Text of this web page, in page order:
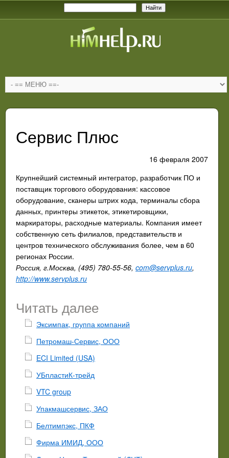
Сервис Плюс
16 февраля 2007
Крупнейший системный интегратор, разработчик ПО и
поставщик торгового оборудования: кассовое
оборудование, сканеры штрих кода, терминалы сбора
данных, принтеры этикеток, этикетировщики,
маркираторы, расходные материалы. Компания имеет
собственную сеть филиалов, представительств и
центров технического обслуживания более, чем в 60
регионах России.
Россия, г.Москва, (495) 780-55-56, com@servplus.ru,
http://www.servplus.ru
Читать далее
Эксимпак, группа компаний
Петромаш-Сервис, ООО
ECI Limited (USA)
УБпластиК-трейд
VTC group
Упакмашсервис, ЗАО
Белтимпэкс, ПКФ
Фирма ИМИД, ООО